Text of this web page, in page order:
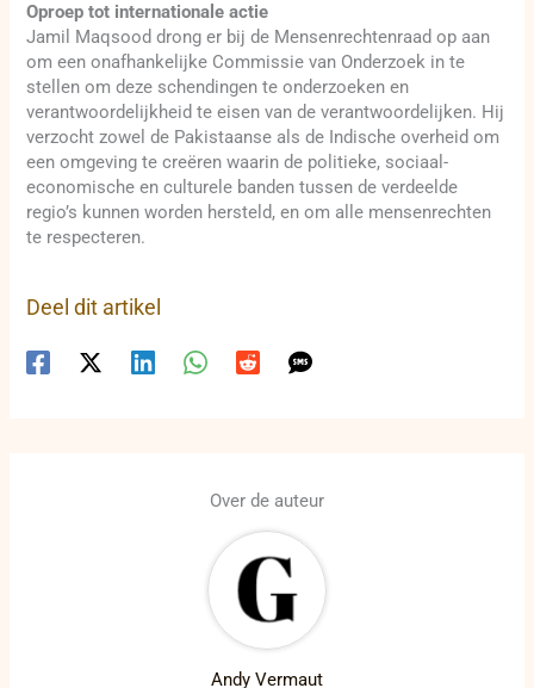
Oproep tot internationale actie
Jamil Maqsood drong er bij de Mensenrechtenraad op aan
om een onafhankelijke Commissie van Onderzoek in te
stellen om deze schendingen te onderzoeken en
verantwoordelijkheid te eisen van de verantwoordelijken. Hij
verzocht zowel de Pakistaanse als de Indische overheid om
een omgeving te creëren waarin de politieke, sociaal-
economische en culturele banden tussen de verdeelde
regio’s kunnen worden hersteld, en om alle mensenrechten
te respecteren.
Deel dit artikel
Over de auteur
Andy Vermaut